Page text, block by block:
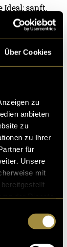
Über Cookies
zu
anbieten
zu
zu Ihrer
für
Unsere
mit
Ideal: sanft,
naive
und in
verstellen, um
aber sie
bedeutet,
Vorstellung,